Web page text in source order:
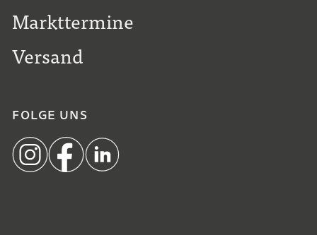
Markttermine
Versand
FOLGE UNS